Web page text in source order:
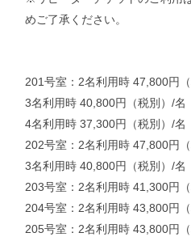
めご了承ください。
201号室：2名利用時 47,800円
3名利用時 40,800円（税別）/名
4名利用時 37,300円（税別）/名
202号室：2名利用時 47,800円
3名利用時 40,800円（税別）/名
203号室：2名利用時 41,300円
204号室：2名利用時 43,800円
205号室：2名利用時 43,800円